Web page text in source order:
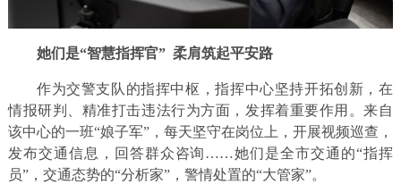
她们是“智慧指挥官” 柔肩筑起平安路
作为交警支队的指挥中枢，指挥中心坚持开拓创新，在
情报研判、精准打击违法行为方面，发挥着重要作用。来自
该中心的一班“娘子军”，每天坚守在岗位上，开展视频巡查，
发布交通信息，回答群众咨询……她们是全市交通的“指挥
员”，交通态势的“分析家”，警情处置的“大管家”。